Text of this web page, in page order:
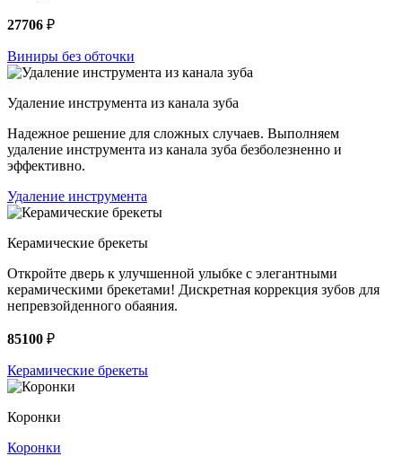
27706 ₽
Виниры без обточки
Удаление инструмента из канала зуба
Надежное решение для сложных случаев. Выполняем
удаление инструмента из канала зуба безболезненно и
эффективно.
Удаление инструмента
Керамические брекеты
Откройте дверь к улучшенной улыбке с элегантными
керамическими брекетами! Дискретная коррекция зубов для
непревзойденного обаяния.
85100 ₽
Керамические брекеты
Коронки
Коронки